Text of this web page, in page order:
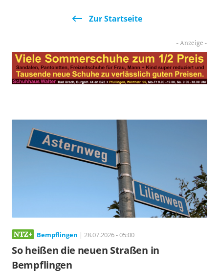
Zur Startseite
Bempflingen | 28.07.2026 - 05:00
So heißen die neuen Straßen in
Bempflingen